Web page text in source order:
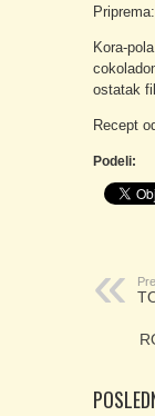
Priprema:
Kora-
ostatak
Recept
Podeli: